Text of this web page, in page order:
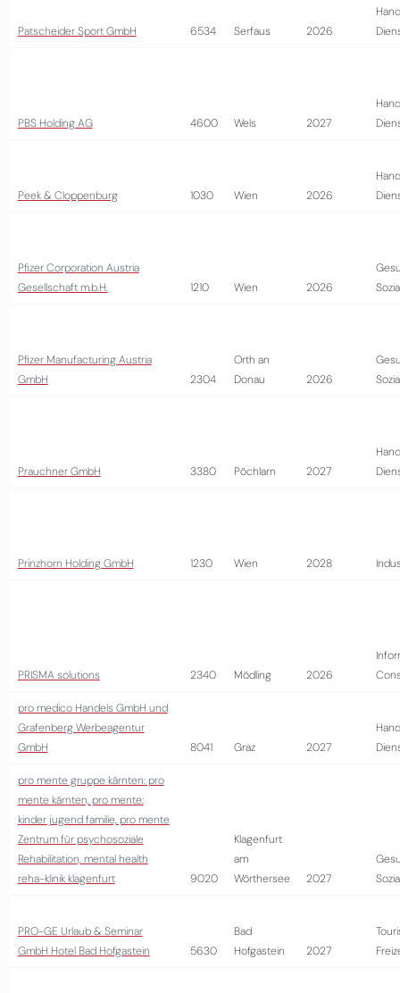
Patscheider Sport GmbH 6534 Serfaus 2026
PBS Holding AG 4600 Wels 2027
Peek & Cloppenburg 1030 Wien 2026
Pfizer Corporation Austria
Gesellschaft m.b.H.
1210 Wien 2026
Pfizer Manufacturing Austria
GmbH
2304
Orth an
Donau
2026
Prauchner GmbH 3380 Pöchlarn 2027
Prinzhorn Holding GmbH 1230 Wien 2028
PRISMA solutions 2340 Mödling 2026
pro medico Handels GmbH und
Grafenberg Werbeagentur
GmbH
8041 Graz 2027
pro mente gruppe kärnten: pro
mente kärnten, pro mente:
kinder jugend familie, pro mente
Zentrum für psychosoziale
Rehabilitation, mental health
reha-klinik klagenfurt
9020
Klagenfurt
am
Wörthersee
2027
PRO-GE Urlaub & Seminar
GmbH Hotel Bad Hofgastein
5630
Bad
Hofgastein
2027